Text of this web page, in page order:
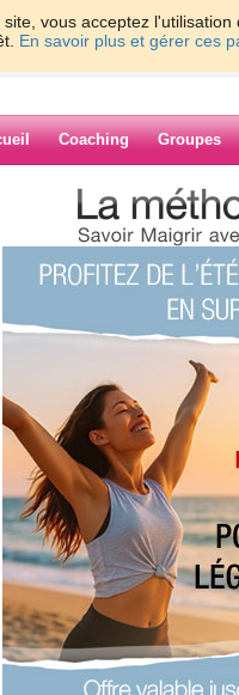
vous acceptez
En savoir plus et gérer ces
Coaching Groupes
> Dame-Polgara
de Dame-
21 - 30 31 - 40 41 - 50 51 -
21 22 23 24 25
enterrement
à Budapest -
le 03/09/2010 à 20:22